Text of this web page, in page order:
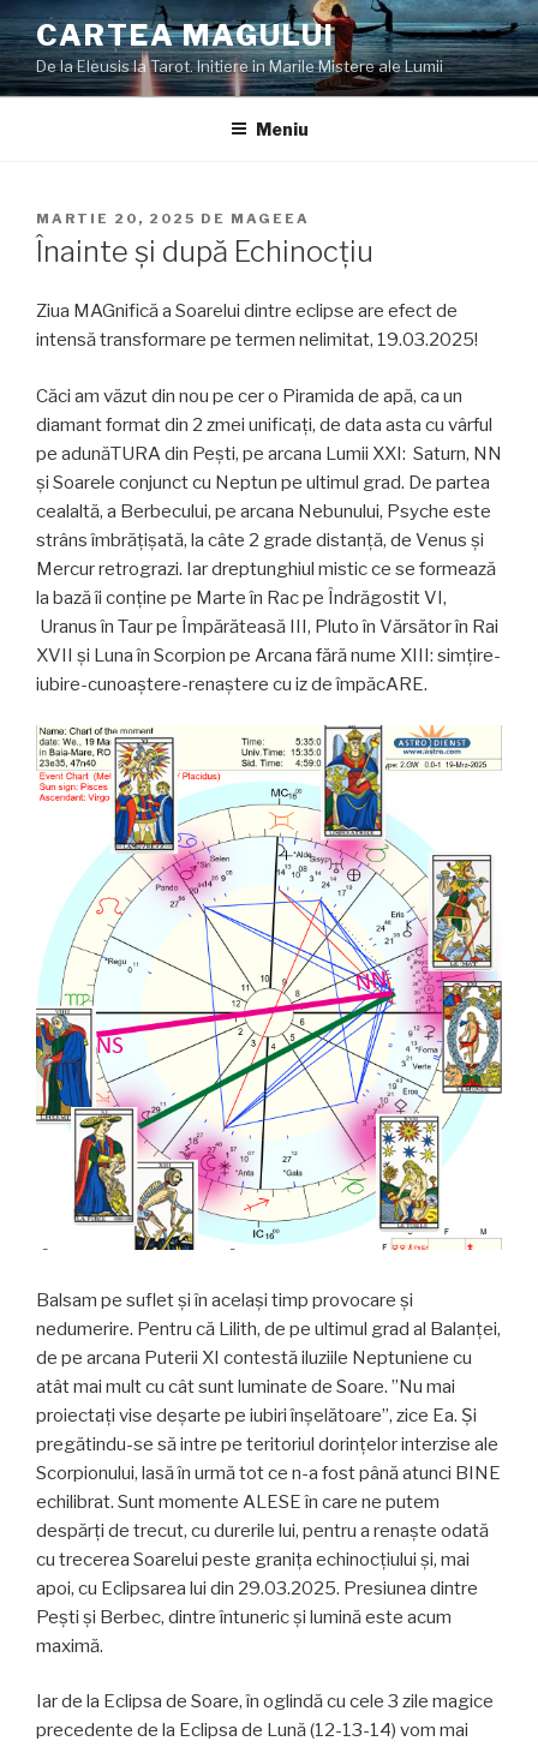
la
conținut
CARTEA MAGULUI
De la Eleusis la Tarot. Initiere in Marile Mistere ale Lumii
Meniu
PUBLICAT
PE
MARTIE 20, 2025 DE MAGEEA
Înainte și după Echinocțiu
Ziua MAGnifică a Soarelui dintre eclipse are efect de
intensă transformare pe termen nelimitat, 19.03.2025!
Căci am văzut din nou pe cer o Piramida de apă, ca un
diamant format din 2 zmei unificați, de data asta cu vârful
pe adunăTURA din Pești, pe arcana Lumii XXI: Saturn, NN
și Soarele conjunct cu Neptun pe ultimul grad. De partea
cealaltă, a Berbecului, pe arcana Nebunului, Psyche este
strâns îmbrățișată, la câte 2 grade distanță, de Venus și
Mercur retrograzi. Iar dreptunghiul mistic ce se formează
la bază îi conține pe Marte în Rac pe Îndrăgostit VI,
Uranus în Taur pe Împărăteasă III, Pluto în Vărsător în Rai
XVII și Luna în Scorpion pe Arcana fără nume XIII: simțire-
iubire-cunoaștere-renaștere cu iz de împăcARE.
Balsam pe suflet și în același timp provocare și
nedumerire. Pentru că Lilith, de pe ultimul grad al Balanței,
de pe arcana Puterii XI contestă iluziile Neptuniene cu
atât mai mult cu cât sunt luminate de Soare. ”Nu mai
proiectați vise deșarte pe iubiri înșelătoare”, zice Ea. Și
pregătindu-se să intre pe teritoriul dorințelor interzise ale
Scorpionului, lasă în urmă tot ce n-a fost până atunci BINE
echilibrat. Sunt momente ALESE în care ne putem
despărți de trecut, cu durerile lui, pentru a renaște odată
cu trecerea Soarelui peste granița echinocțiului și, mai
apoi, cu Eclipsarea lui din 29.03.2025. Presiunea dintre
Pești și Berbec, dintre întuneric și lumină este acum
maximă.
Iar de la Eclipsa de Soare, în oglindă cu cele 3 zile magice
precedente de la Eclipsa de Lună (12-13-14) vom mai